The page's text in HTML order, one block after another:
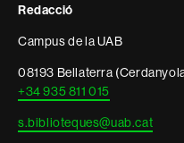
informació
legal
Redacció
Campus de la UAB
08193 Bellaterra
+34 935 811 015
s.biblioteques@uab.cat